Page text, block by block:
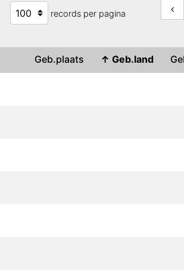
records per pagina
Geb.plaats ↑ Geb.land